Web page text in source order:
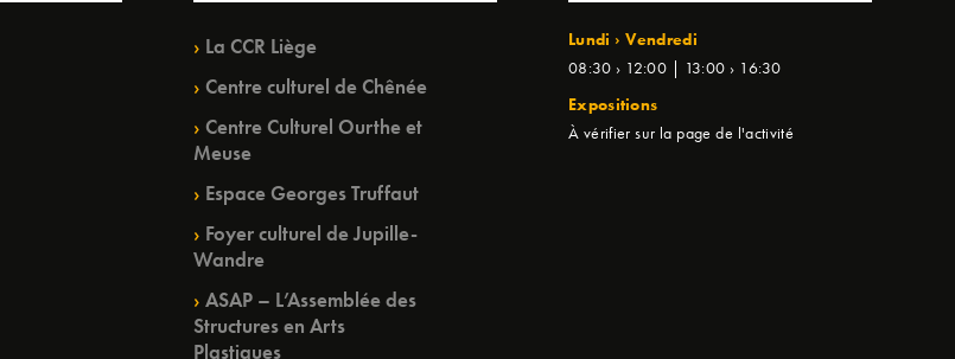
La CCR Liège
Centre culturel de Chênée
Centre Culturel Ourthe et
Meuse
Espace Georges Truffaut
Foyer culturel de Jupille-
Wandre
ASAP – L’Assemblée des
Structures en Arts
Plastiques
Lundi › Vendredi
08:30 › 12:00 | 13:00 › 16:30
Expositions
À vérifier sur la page de l'activité